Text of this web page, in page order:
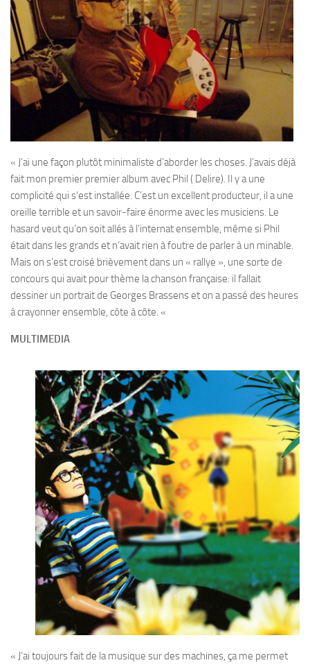
« J’ai une façon plutôt minimaliste d’aborder les choses. J’avais déjà
fait mon premier premier album avec Phil ( Delire). Il y a une
complicité qui s’est installée. C’est un excellent producteur, il a une
oreille terrible et un savoir-faire énorme avec les musiciens. Le
hasard veut qu’on soit allés à l’internat ensemble, même si Phil
était dans les grands et n’avait rien à foutre de parler à un minable.
Mais on s’est croisé brièvement dans un « rallye », une sorte de
concours qui avait pour thème la chanson française: il fallait
dessiner un portrait de Georges Brassens et on a passé des heures
à crayonner ensemble, côte à côte. «
MULTIMEDIA
« J’ai toujours fait de la musique sur des machines, ça me permet